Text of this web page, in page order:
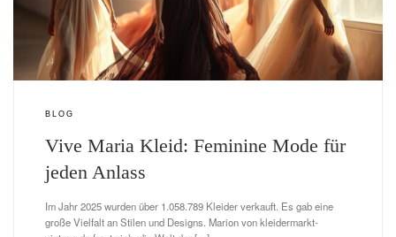
BLOG
Vive Maria Kleid: Feminine Mode für
jeden Anlass
Im Jahr 2025 wurden über 1.058.789 Kleider verkauft. Es gab eine
große Vielfalt an Stilen und Designs. Marion von kleidermarkt-